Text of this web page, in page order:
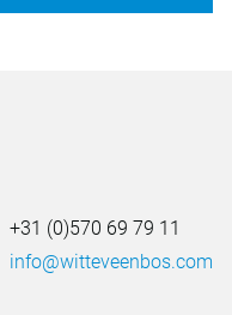
+31 (0)570 69 79 11
info@witteveenbos.com